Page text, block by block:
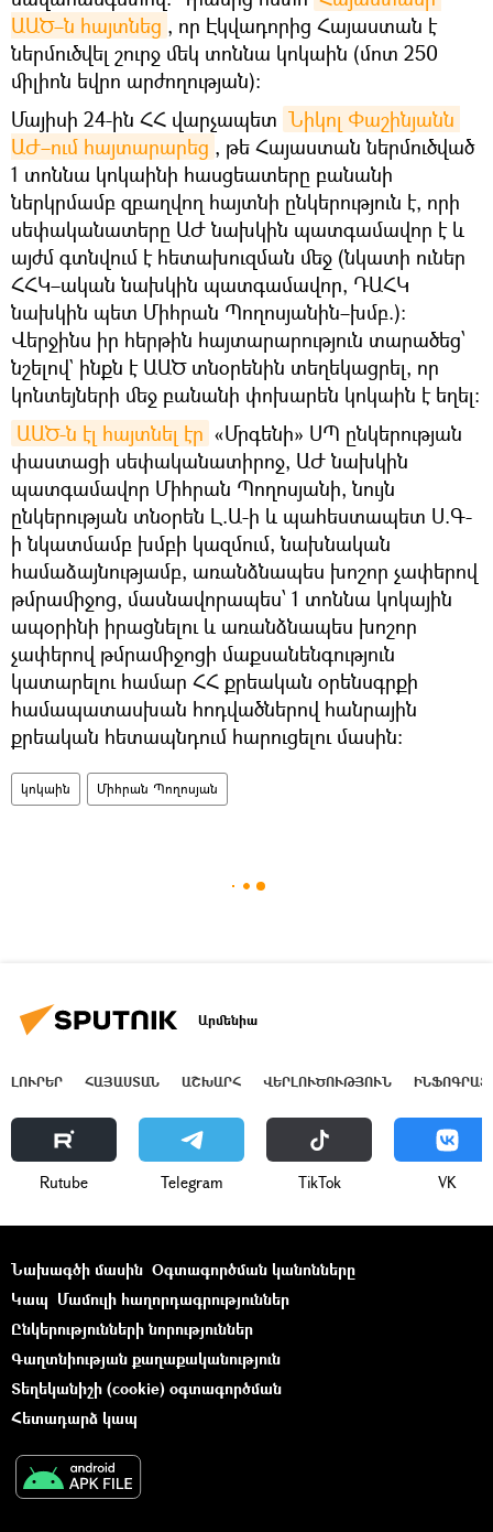
ԱԱԾ–ն հայտնեց , որ Էկվադորից Հայաստան է
ներմուծվել շուրջ մեկ տոննա կոկաին (մոտ 250
միլիոն եվրո արժողության):
Մայիսի 24-ին ՀՀ վարչապետ Նիկոլ Փաշինյանն
ԱԺ–ում հայտարարեց , թե Հայաստան ներմուծված
1 տոննա կոկաինի հասցեատերը բանանի
ներկրմամբ զբաղվող հայտնի ընկերություն է, որի
սեփականատերը ԱԺ նախկին պատգամավոր է և
այժմ գտնվում է հետախուզման մեջ (նկատի ուներ
ՀՀԿ–ական նախկին պատգամավոր, ԴԱՀԿ
նախկին պետ Միհրան Պողոսյանին–խմբ.)։
Վերջինս իր հերթին հայտարարություն տարածեց՝
նշելով` ինքն է ԱԱԾ տնօրենին տեղեկացրել, որ
կոնտեյների մեջ բանանի փոխարեն կոկաին է եղել։
ԱԱԾ-ն էլ հայտնել էր «Մրգենի» ՍՊ ընկերության
փաստացի սեփականատիրոջ, ԱԺ նախկին
պատգամավոր Միհրան Պողոսյանի, նույն
ընկերության տնօրեն Լ.Ա-ի և պահեստապետ Ս.Գ-
ի նկատմամբ խմբի կազմում, նախնական
համաձայնությամբ, առանձնապես խոշոր չափերով
թմրամիջոց, մասնավորապես՝ 1 տոննա կոկային
ապօրինի իրացնելու և առանձնապես խոշոր
չափերով թմրամիջոցի մաքսանենգություն
կատարելու համար ՀՀ քրեական օրենսգրքի
համապատասխան հոդվածներով հանրային
քրեական հետապնդում հարուցելու մասին:
կոկաին Միհրան Պողոսյան
Արմենիա
ԼՈՒՐԵՐ ՀԱՅԱՍՏԱՆ ԱՇԽԱՐՀ ՎԵՐԼՈՒԾՈՒԹՅՈՒՆ
Rutube Telegram ТikТоk VK
Նախագծի մասին Օգտագործման կանոնները
Կապ Մամուլի հաղորդագրություններ
Ընկերությունների նորություններ
Գաղտնիության քաղաքականություն
Տեղեկանիշի (cookie) օգտագործման
Հետադարձ կապ